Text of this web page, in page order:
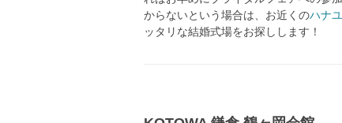
からないという場合は、お近くのハナ
ッタリな結婚式場をお探しします！